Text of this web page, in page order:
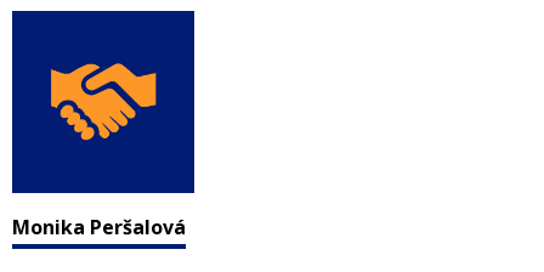
Monika Peršalová